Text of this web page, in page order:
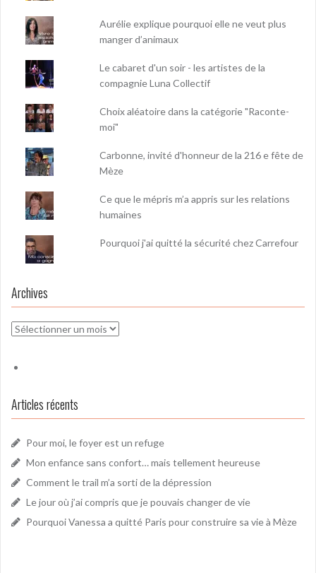
Aurélie explique pourquoi elle ne veut plus
manger d’animaux
Le cabaret d'un soir - les artistes de la
compagnie Luna Collectif
Choix aléatoire dans la catégorie "Raconte-
moi"
Carbonne, invité d'honneur de la 216 e fête de
Mèze
Ce que le mépris m’a appris sur les relations
humaines
Pourquoi j'ai quitté la sécurité chez Carrefour
Archives
Archives
Articles récents
Pour moi, le foyer est un refuge
Mon enfance sans confort… mais tellement heureuse
Comment le trail m’a sorti de la dépression
Le jour où j’ai compris que je pouvais changer de vie
Pourquoi Vanessa a quitté Paris pour construire sa vie à Mèze